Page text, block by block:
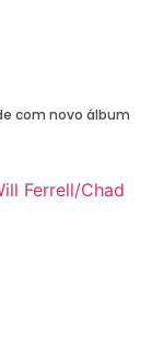
com novo álbum